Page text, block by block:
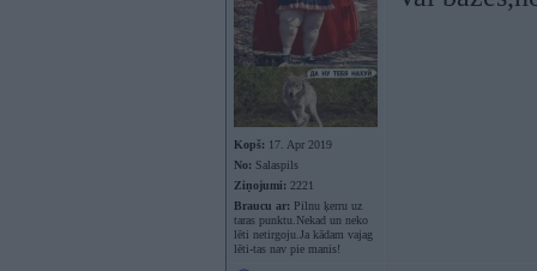
Kopš: 17. Apr 2019
No: Salaspils
Ziņojumi: 2221
Braucu ar: Pilnu ķerru uz
taras punktu.Nekad un neko
lēti netirgoju.Ja kādam vajag
lēti-tas nav pie manis!